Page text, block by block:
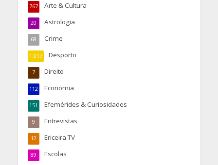
Arte & Cultura
767
Astrologia
20
Crime
68
Desporto
1.017
Direito
7
Economia
112
Efemérides & Curiosidades
151
Entrevistas
9
Ericeira TV
12
Escolas
89